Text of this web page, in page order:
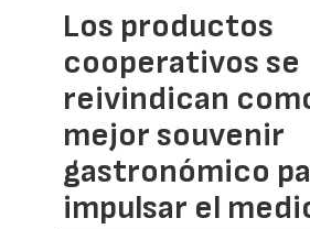
Los productos
cooperativos se
reivindican
mejor souvenir
gastronómico
impulsar el